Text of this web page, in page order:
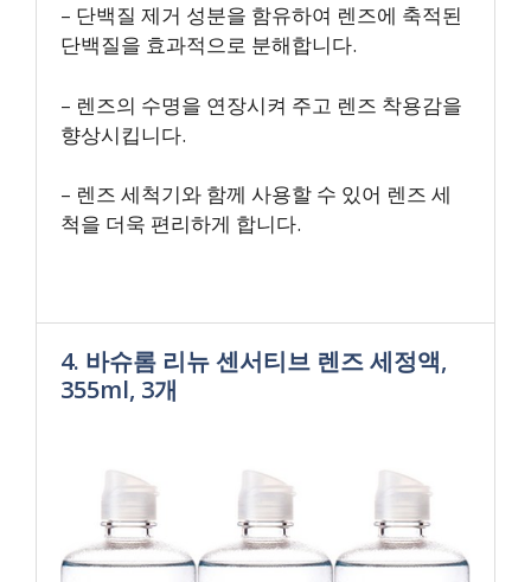
– 단백질 제거 성분을 함유하여 렌즈에 축적된
단백질을 효과적으로 분해합니다.
– 렌즈의 수명을 연장시켜 주고 렌즈 착용감을
향상시킵니다.
– 렌즈 세척기와 함께 사용할 수 있어 렌즈 세
척을 더욱 편리하게 합니다.
4. 바슈롬 리뉴 센서티브 렌즈 세정액,
355ml, 3개